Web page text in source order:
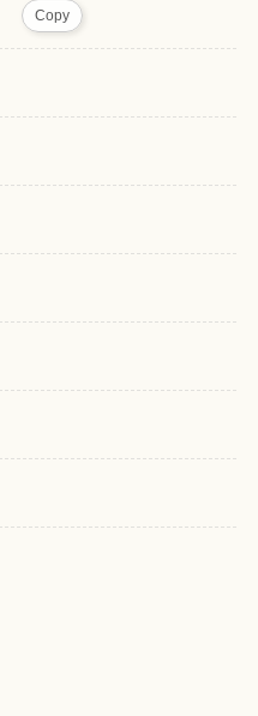
Copy